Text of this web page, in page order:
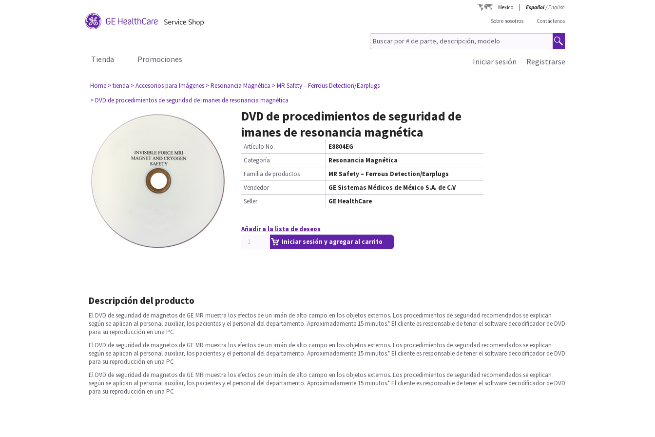
Mexico Español/English
Sobre nosotros
Contáctenos
Tienda Promociones Registrarse
Iniciar sesión
Home > tienda > Accesorios para Imágenes > Resonancia Magnética > MR Safety – Ferrous Detection/Earplugs
> DVD de procedimientos de seguridad de imanes de resonancia magnética
DVD de procedimientos de seguridad de
imanes de resonancia magnética
Artículo No.
E8804EG
Categoría
Resonancia Magnética
Familia de productos
MR Safety – Ferrous Detection/Earplugs
Vendedor
GE Sistemas Médicos de México S.A. de C.V
Seller
GE HealthCare
Añadir a la lista de deseos
Iniciar sesión y agregar al carrito
Descripción del producto
El DVD de seguridad de magnetos de GE MR muestra los efectos de un imán de alto campo en los objetos externos. Los procedimientos de seguridad recomendados se explican
según se aplican al personal auxiliar, los pacientes y el personal del departamento. Aproximadamente 15 minutos.* El cliente es responsable de tener el software decodificador de DVD
para su reproducción en una PC
El DVD de seguridad de magnetos de GE MR muestra los efectos de un imán de alto campo en los objetos externos. Los procedimientos de seguridad recomendados se explican
según se aplican al personal auxiliar, los pacientes y el personal del departamento. Aproximadamente 15 minutos.* El cliente es responsable de tener el software decodificador de DVD
para su reproducción en una PC
El DVD de seguridad de magnetos de GE MR muestra los efectos de un imán de alto campo en los objetos externos. Los procedimientos de seguridad recomendados se explican
según se aplican al personal auxiliar, los pacientes y el personal del departamento. Aproximadamente 15 minutos.* El cliente es responsable de tener el software decodificador de DVD
para su reproducción en una PC